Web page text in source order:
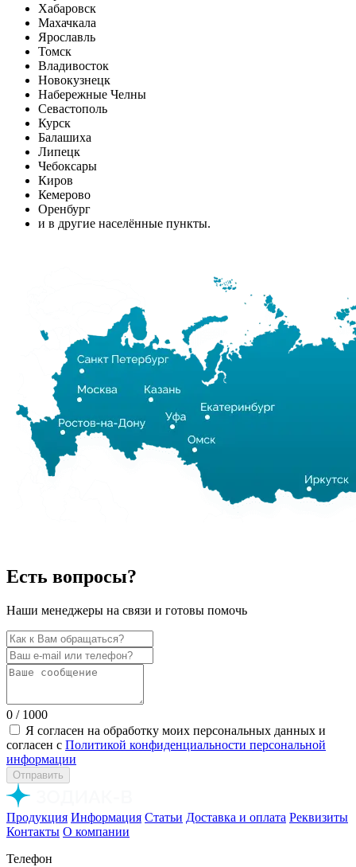
Хабаровск
Махачкала
Ярославль
Томск
Владивосток
Новокузнецк
Набережные Челны
Севастополь
Курск
Балашиха
Липецк
Чебоксары
Киров
Кемерово
Оренбург
и в другие населённые пункты.
Есть вопросы?
Наши менеджеры на связи и готовы помочь
0 / 1000
Я согласен на обработку моих персональных данных и
согласен с Политикой конфиденциальности персональной
информации
Отправить
Продукция Информация Статьи Доставка и оплата Реквизиты
Контакты О компании
Телефон